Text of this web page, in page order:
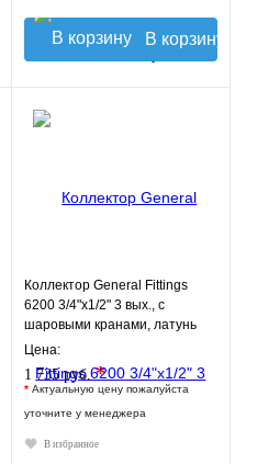
В корзину
Коллектор General Fittings
6200 3/4"х1/2" 3 вых., c
шаровыми кранами, латунь
никелир., синий регулят
Цена:
1 735 руб.*
* Актуальную цену пожалуйста
уточните у менеджера
В избранное